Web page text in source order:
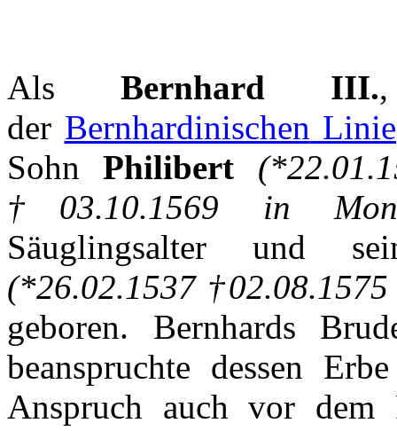
Als Bernhard III.
der Bernhardinischen Linie
Sohn
Philibert
†03.10.1569 in
Säuglingsalter und
(*26.02.1537
geboren. Bernhards
beanspruchte dessen
Erbe
Anspruch
auch vor dem